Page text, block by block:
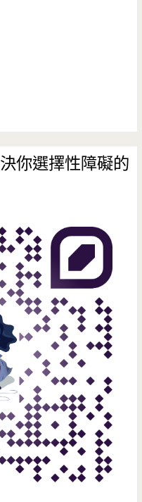
你選擇性障礙的